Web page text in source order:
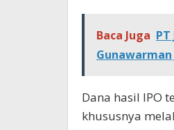
Baca Juga
Dana hasil IPO
khususnya